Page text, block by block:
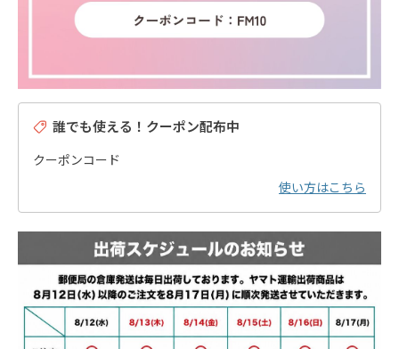
誰でも使える！クーポン配布中
クーポンコード
使い方はこちら